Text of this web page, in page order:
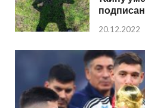
20.12.2022